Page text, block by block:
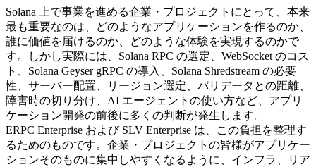
Solana 上で事業を進める企業・プロジェクトにとって、本来
最も重要なのは、どのようなアプリケーションを作るのか、
誰に価値を届けるのか、どのような体験を実現するのかで
す。しかし実際には、Solana RPC の選定、WebSocket のコス
ト、Solana Geyser gRPC の導入、Solana Shredstream の必要
性、サーバー配置、リージョン選定、バリデータとの距離、
障害時の切り分け、AI エージェントの使い方など、アプリ
ケーション開発の前後に多くの判断が発生します。
ERPC Enterprise および SLV Enterprise は、この負担を整理す
るためのものです。企業・プロジェクトの皆様がアプリケー
ションそのものに集中しやすくなるように、インフラ、リア